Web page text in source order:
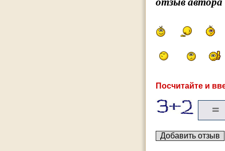
Посчитайте и